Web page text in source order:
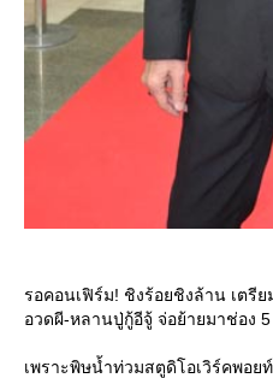
รอคอนเฟิร์ม! ชิงร้อยชิงล้าน เต
อวดผี-หลานปู่กู้อีจู้ จ่อย้ายมาช่อง
เพราะพิษน้ำท่วมสตูดิโอเวิร์คพอย